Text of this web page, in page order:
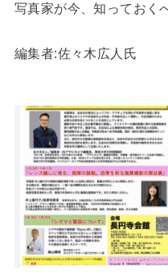
写真家が今、知っておく
編集者:佐々木広人氏